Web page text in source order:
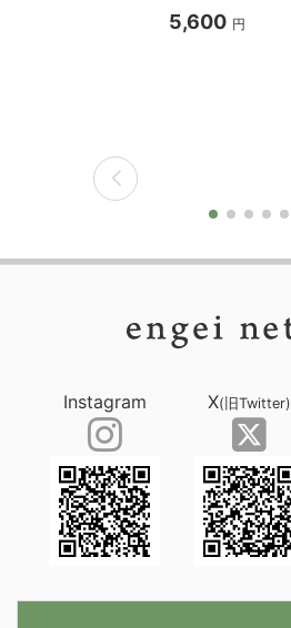
5,600 円
Instagram X(旧Twitter)